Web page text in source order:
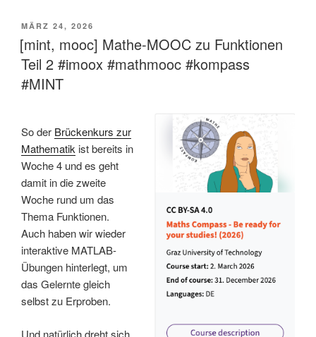
VERÖFFENTLICHT
AM
MÄRZ 24, 2026
[mint, mooc] Mathe-MOOC zu Funktionen
Teil 2 #imoox #mathmooc #kompass
#MINT
So der Brückenkurs zur
Mathematik ist bereits in
Woche 4 und es geht
damit in die zweite
Woche rund um das
Thema Funktionen.
Auch haben wir wieder
interaktive MATLAB-
Übungen hinterlegt, um
das Gelernte gleich
selbst zu Erproben.
Und natürlich dreht sich